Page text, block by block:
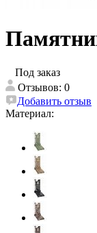
Под заказ
Отзывов: 0
Добавить отзыв
Материал: